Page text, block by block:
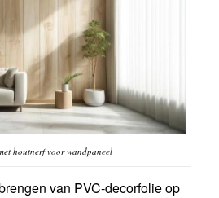
houtnerf voor wandpaneel
van PVC-decorfolie op